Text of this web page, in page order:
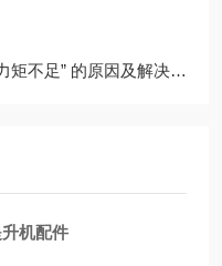
不足” 的原因及解决方案
机配件